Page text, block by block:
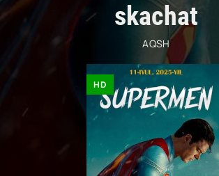
skachat
AQSH
HD